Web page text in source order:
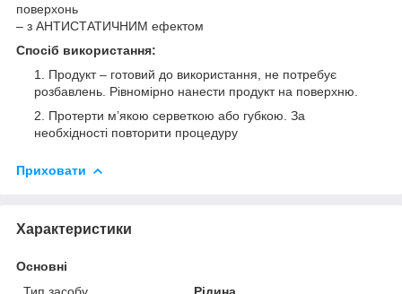
поверхонь
– з АНТИСТАТИЧНИМ ефектом
Спосіб використання:
Продукт – готовий до використання, не потребує
розбавлень. Рівномірно нанести продукт на поверхню.
Протерти м’якою серветкою або губкою. За
необхідності повторити процедуру
Приховати
Характеристики
Основні
Тип засобу
Рідина